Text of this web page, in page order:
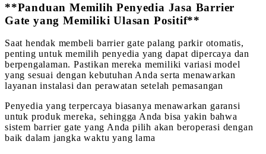
**Panduan Memilih Penyedia Jasa Barrier
Gate yang Memiliki Ulasan Positif**
Saat hendak membeli barrier gate palang parkir otomatis,
penting untuk memilih penyedia yang dapat dipercaya dan
berpengalaman. Pastikan mereka memiliki variasi model
yang sesuai dengan kebutuhan Anda serta menawarkan
layanan instalasi dan perawatan setelah pemasangan
Penyedia yang terpercaya biasanya menawarkan garansi
untuk produk mereka, sehingga Anda bisa yakin bahwa
sistem barrier gate yang Anda pilih akan beroperasi dengan
baik dalam jangka waktu yang lama